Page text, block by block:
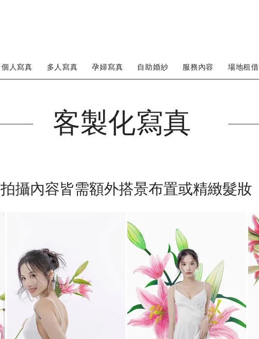
個人寫真 多人寫真 孕婦寫真 自助婚紗 服務內容 場地租借
客製化寫真
拍攝內容皆需額外搭景布置或精緻髮妝